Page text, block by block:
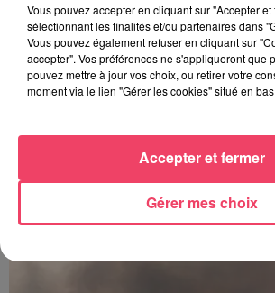
29 juillet 2026
SEGRÉ. ATTAQUE À L'ARME BLANCHE :
LE...
Vous pouvez accepter en cliquant sur "Accepter
sélectionnant les finalités et/ou partenaires dans
Vous pouvez également refuser en cliquant sur
accepter". Vos préférences ne s'appliqueront que
pouvez mettre à jour vos choix, ou retirer votre
moment via le lien "Gérer les cookies" situé en
Gérer mes choix
Accepter et fermer